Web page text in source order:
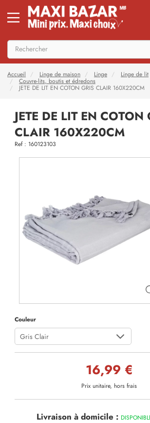
Accueil Linge de maison Linge
Linge de lit
Couvre-lits, boutis et édredons
JETE DE LIT EN COTON GRIS CLAIR 160X220CM
JETE DE LIT EN COTON
CLAIR 160X220CM
Ref : 160123103
Couleur
Gris Clair
16,99 €
Prix unitaire, hors frais
Livraison à domicile :